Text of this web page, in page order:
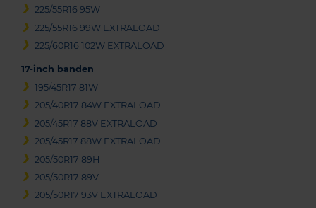
225/55R16 95W
225/55R16 99W EXTRALOAD
225/60R16 102W EXTRALOAD
17-inch banden
195/45R17 81W
205/40R17 84W EXTRALOAD
205/45R17 88V EXTRALOAD
205/45R17 88W EXTRALOAD
205/50R17 89H
205/50R17 89V
205/50R17 93V EXTRALOAD